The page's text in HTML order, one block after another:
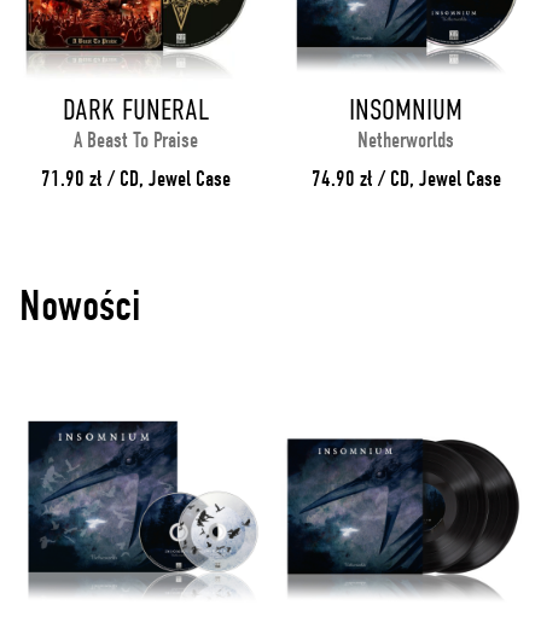
DARK FUNERAL
A Beast To Praise
71.90 zł / CD, Jewel Case
INSOMNIUM
Netherworlds
74.90 zł / CD, Jewel Case
Nowości